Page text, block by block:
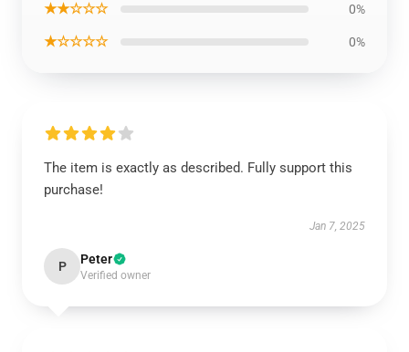
★★☆☆☆ 0%
★☆☆☆☆ 0%
The item is exactly as described. Fully support this
purchase!
Jan 7, 2025
P Peter
Verified owner